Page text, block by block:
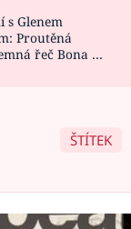
s Glenem
Proutěná
řeč Bona a
ŠTÍTEK